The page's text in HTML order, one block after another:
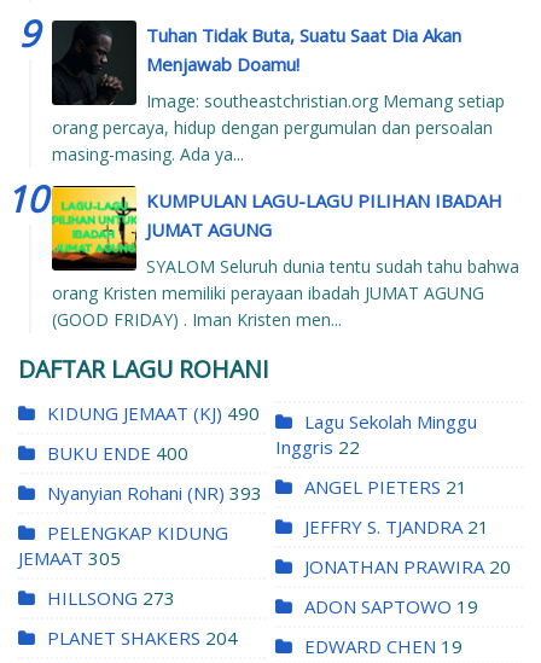
Tuhan Tidak Buta, Suatu Saat Dia Akan
Menjawab Doamu!
Image: southeastchristian.org Memang setiap
orang percaya, hidup dengan pergumulan dan persoalan
masing-masing. Ada ya...
KUMPULAN LAGU-LAGU PILIHAN IBADAH
JUMAT AGUNG
SYALOM Seluruh dunia tentu sudah tahu bahwa
orang Kristen memiliki perayaan ibadah JUMAT AGUNG
(GOOD FRIDAY) . Iman Kristen men...
DAFTAR LAGU ROHANI
KIDUNG JEMAAT (KJ) 490
BUKU ENDE 400
Nyanyian Rohani (NR) 393
PELENGKAP KIDUNG
JEMAAT 305
HILLSONG 273
PLANET SHAKERS 204
Lagu Sekolah Minggu
Inggris 22
ANGEL PIETERS 21
JEFFRY S. TJANDRA 21
JONATHAN PRAWIRA 20
ADON SAPTOWO 19
EDWARD CHEN 19